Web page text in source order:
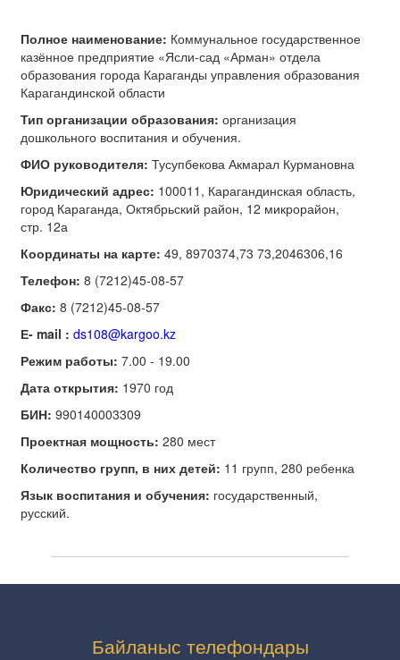
Полное наименование: Коммунальное государственное
казённое предприятие «Ясли-сад «Арман» отдела
образования города Караганды управления образования
Карагандинской области
Тип организации образования: организация
дошкольного воспитания и обучения.
ФИО руководителя: Тусупбекова Акмарал Курмановна
Юридический адрес: 100011, Карагандинская область,
город Караганда, Октябрьский район, 12 микрорайон,
стр. 12а
Координаты на карте: 49, 8970374,73 73,2046306,16
Телефон: 8 (7212)45-08-57
Факс: 8 (7212)45-08-57
Е- mail : ds108@kargoo.kz
Режим работы: 7.00 - 19.00
Дата открытия: 1970 год
БИН: 990140003309
Проектная мощность: 280 мест
Количество групп, в них детей: 11 групп, 280 ребенка
Язык воспитания и обучения: государственный,
русский.
Байланыс телефондары